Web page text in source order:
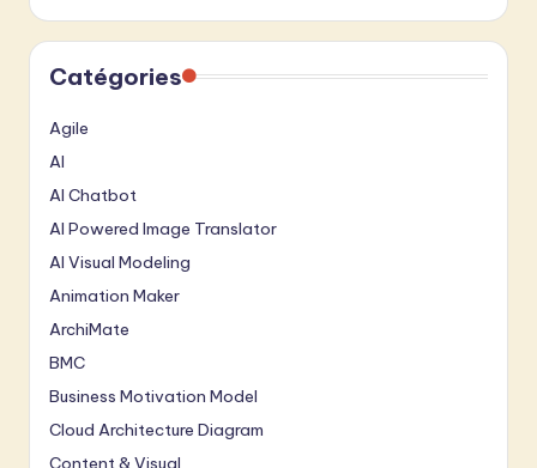
Catégories
Agile
AI
AI Chatbot
AI Powered Image Translator
AI Visual Modeling
Animation Maker
ArchiMate
BMC
Business Motivation Model
Cloud Architecture Diagram
Content & Visual